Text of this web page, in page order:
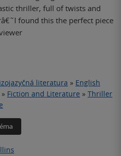
thriller, full of twists and
found this the perfect piece
literatura » English
» Fiction and Literature » Thriller